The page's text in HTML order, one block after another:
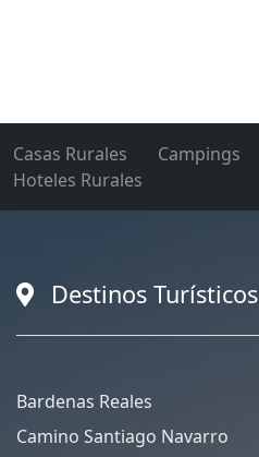
Casas Rurales Campings
Hoteles Rurales
Destinos Turísticos
Bardenas Reales
Camino Santiago Navarro